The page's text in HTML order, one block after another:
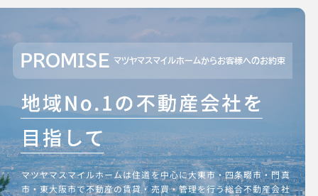
PROMISE マツヤマスマイルホームからお客様へのお約束
マツヤマスマイルホームは住道を中心に大東市・四条畷市・門真
市・東大阪市で不動産の賃貸・売買・管理を行う総合不動産会社